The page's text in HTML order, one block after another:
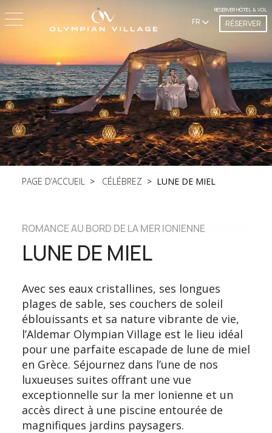
FR
RÉSERVER HÔTEL & VOL
RÉSERVER
PAGE D’ACCUEIL CÉLÉBREZ LUNE DE MIEL
ROMANCE AU BORD DE LA MER IONIENNE
LUNE DE MIEL
Avec ses eaux cristallines, ses longues
plages de sable, ses couchers de soleil
éblouissants et sa nature vibrante de vie,
l’Aldemar Olympian Village est le lieu idéal
pour une parfaite escapade de lune de miel
en Grèce. Séjournez dans l’une de nos
luxueuses suites offrant une vue
exceptionnelle sur la mer Ionienne et un
accès direct à une piscine entourée de
magnifiques jardins paysagers.